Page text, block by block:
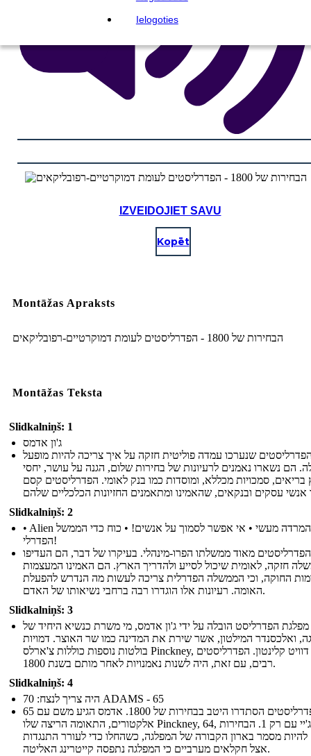
Ielogoties
IZVEIDOJIET SAVU
Kopēt
Montāžas Apraksts
הבחירות של 1800 - הפדרליסטים לעומת דמוקרטיים-רפובליקאים
Montāžas Teksta
Slidkalniņš: 1
ג'ון אדמס
שנערכו עמדה פוליטית חזקה על איך צריכה להיות מופעל
הם נשארו נאמנים לרעיונות של בחירות שלום, הגנה על עושר, יחסי
בריאים, סמכויות מכללא, ומוסדות כמו בנק לאומי. הפדרליסטים קסם
Slidkalniņš: 2
• Alien והמרדה מעשי • אי אפשר לסמוך על אנשים! • כוח כדי הממשל
הפדרלי!
הפדרליסטים מאוד ממשלתו הפרו-מינהלי. בעיקרו של דבר, הם העדיפו
חזקה, לאומית שיכול לסייע ולהדריך הארץ. הם האמינו המעצמות
החוקה, וכי הממשלה הפדרלית צריכה לעשות מה הנדרש להפעלת
האומה. רעיונות אלו הוגדרו רבה ברחבי נשיאותו של האדם.
Slidkalniņš: 3
מפלגת הפדרליסט הובלה על ידי ג'ון אדמס, מי משרת כנשיא היחיד של
ואלכסנדר המילטון, אשר שירת את המדינה כמו שר האוצר. דמויות
בולטות נוספות כוללות צ'ארלס Pinckney, ג'ון ג'יי, דוויט קלינטון. הפדרליסטים
רבים, עם זאת, היה לשנות נאמנויות לאחר מותם בשנת 1800.
Slidkalniņš: 4
היה צריך לנצח: 70 ADAMS - 65
הפדרליסטים הסתדרו היטב בבחירות של 1800. אדמס הגיע משם עם 65
אלקטורים, התאומה הריצה שלו Pinckney, 64, וג'ון ג'יי עם רק 1. הבחירות
להיות מסמר בארון הקבורה של המפלגה, כשהחלו כדי לעורר התנגדות
אצל חקלאים מערביים כי המפלגה נתפסה קייטרינג האליטה.